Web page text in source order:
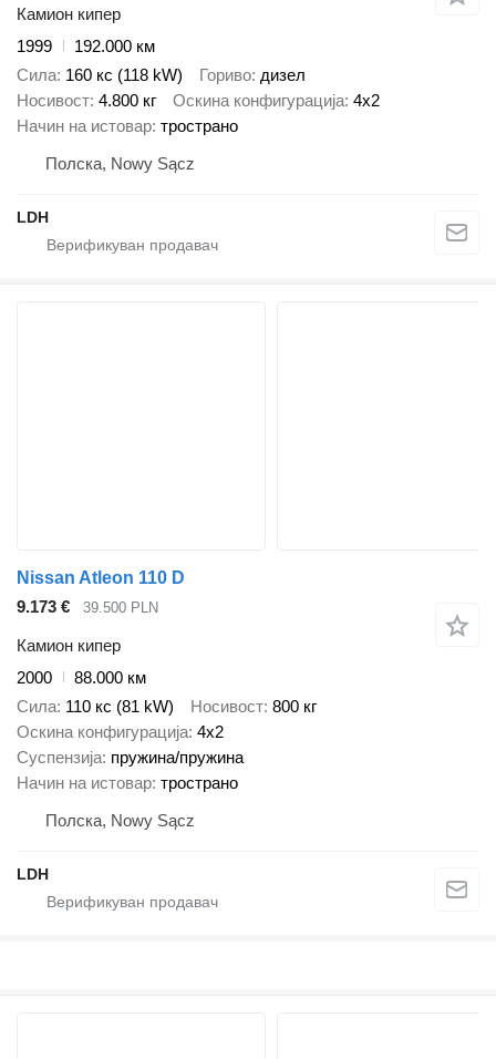
Камион кипер
1999
192.000 км
Сила 160 кс (118 kW) Гориво дизел
Носивост 4.800 кг Оскина конфигурација 4x2
Начин на истовар тространо
Полска, Nowy Sącz
LDH
Nissan Atleon 110 D
9.173 €
39.500 PLN
Камион кипер
2000
88.000 км
Сила 110 кс (81 kW) Носивост 800 кг
Оскина конфигурација 4x2
Суспензија пружина/пружина
Начин на истовар тространо
Полска, Nowy Sącz
LDH